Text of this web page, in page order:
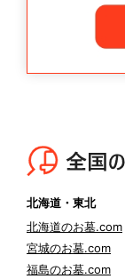
北海道・東北
北海道のお墓.com
宮城のお墓.com
福島のお墓.com